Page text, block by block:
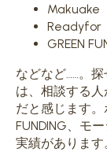
Makuake
Readyfor
GREEN
などなど……。
は、相談する
だと感じます。
FUNDING、モ
実績があります